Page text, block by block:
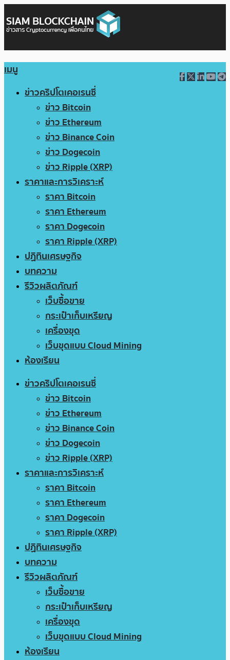
เมนู
ข่าวคริปโตเคอเรนซี่
ข่าว Bitcoin
ข่าว Ethereum
ข่าว Binance Coin
ข่าว Dogecoin
ข่าว Ripple (XRP)
ราคาและการวิเคราะห์
ราคา Bitcoin
ราคา Ethereum
ราคา Dogecoin
ราคา Ripple (XRP)
ปฏิทินเศรษฐกิจ
บทความ
รีวิวผลิตภัณฑ์
เว็บซื้อขาย
กระเป๋าเก็บเหรียญ
เครื่องขุด
เว็บขุดแบบ Cloud Mining
ห้องเรียน
ข่าวคริปโตเคอเรนซี่
ข่าว Bitcoin
ข่าว Ethereum
ข่าว Binance Coin
ข่าว Dogecoin
ข่าว Ripple (XRP)
ราคาและการวิเคราะห์
ราคา Bitcoin
ราคา Ethereum
ราคา Dogecoin
ราคา Ripple (XRP)
ปฏิทินเศรษฐกิจ
บทความ
รีวิวผลิตภัณฑ์
เว็บซื้อขาย
กระเป๋าเก็บเหรียญ
เครื่องขุด
เว็บขุดแบบ Cloud Mining
ห้องเรียน